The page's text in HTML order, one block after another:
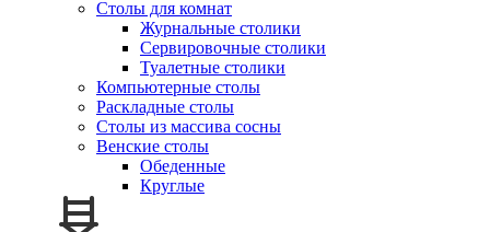
Столы для комнат
Журнальные столики
Сервировочные столики
Туалетные столики
Компьютерные столы
Раскладные столы
Столы из массива сосны
Венские столы
Обеденные
Круглые